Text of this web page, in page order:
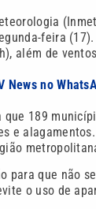
feira
além de
News no
que 189
e
para que não
o uso de